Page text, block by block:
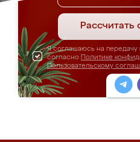
Рассчитать
Я соглашаюсь на передачу
согласно Политике
Пользовательскому